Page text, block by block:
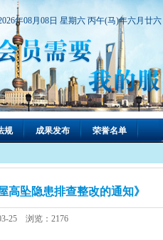
年08月08日 星期六 丙午(马)年六月廿六 |
规 成果发布 荣誉名单
高坠隐患排查整改的通知》
25 浏览：2176